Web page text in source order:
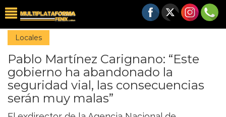
Locales
Pablo Martínez Carignano: “Este
gobierno ha abandonado la
seguridad vial, las consecuencias
serán muy malas”